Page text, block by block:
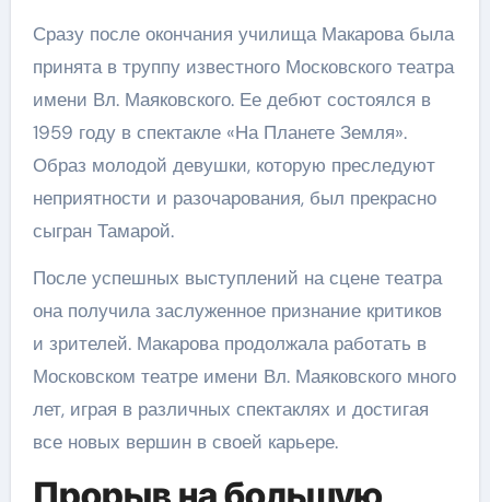
Сразу после окончания училища Макарова была
принята в труппу известного Московского театра
имени Вл. Маяковского. Ее дебют состоялся в
1959 году в спектакле «На Планете Земля».
Образ молодой девушки, которую преследуют
неприятности и разочарования, был прекрасно
сыгран Тамарой.
После успешных выступлений на сцене театра
она получила заслуженное признание критиков
и зрителей. Макарова продолжала работать в
Московском театре имени Вл. Маяковского много
лет, играя в различных спектаклях и достигая
все новых вершин в своей карьере.